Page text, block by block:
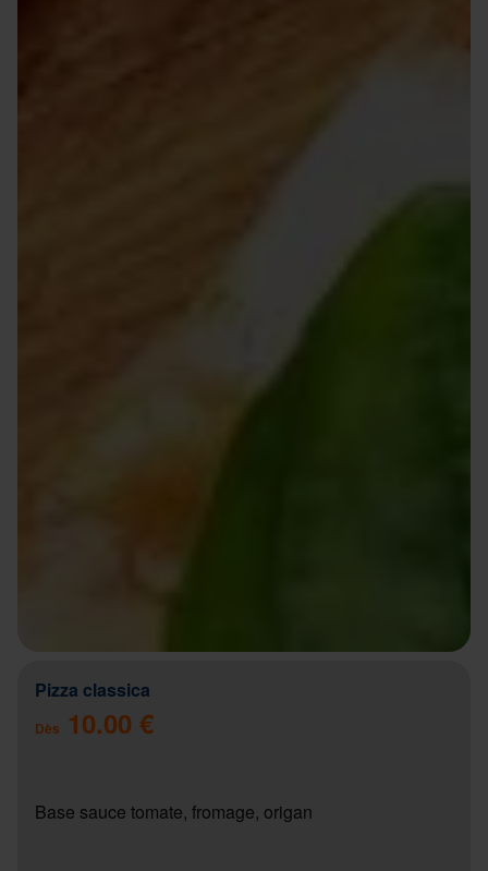
Pizza classica
Dès 10.00 €
Base sauce tomate, fromage, origan